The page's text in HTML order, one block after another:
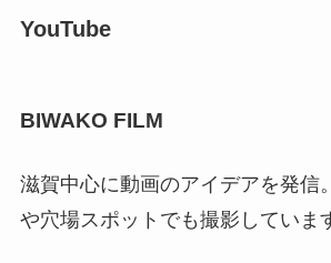
YouTube
BIWAKO FILM
滋賀中心に動画のアイデアを発信
や穴場スポットでも撮影していま